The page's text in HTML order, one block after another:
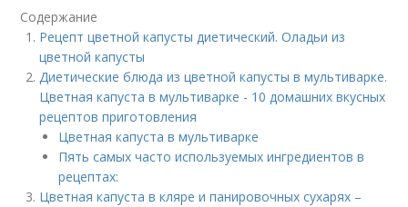
Содержание
Рецепт цветной капусты диетический. Оладьи из
цветной капусты
Диетические блюда из цветной капусты в мультиварке.
Цветная капуста в мультиварке - 10 домашних вкусных
рецептов приготовления
Цветная капуста в мультиварке
Пять самых часто используемых ингредиентов в
рецептах:
Цветная капуста в кляре и панировочных сухарях –